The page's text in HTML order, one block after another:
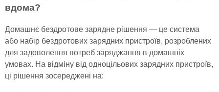
вдома?
Домашнє бездротове зарядне рішення — це система
або набір бездротових зарядних пристроїв, розроблених
для задоволення потреб заряджання в домашніх
умовах. На відміну від одноцільових зарядних пристроїв,
ці рішення зосереджені на: